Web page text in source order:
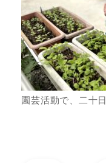
園芸活動で、二十